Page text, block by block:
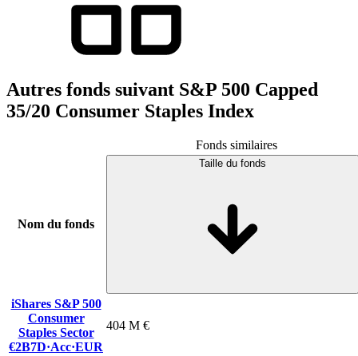
Autres fonds suivant S&P 500 Capped
35/20 Consumer Staples Index
Fonds similaires
Nom du fonds
Taille du fonds
iShares S&P 500
Consumer
Staples Sector
€2B7D·Acc·EUR
404 M €